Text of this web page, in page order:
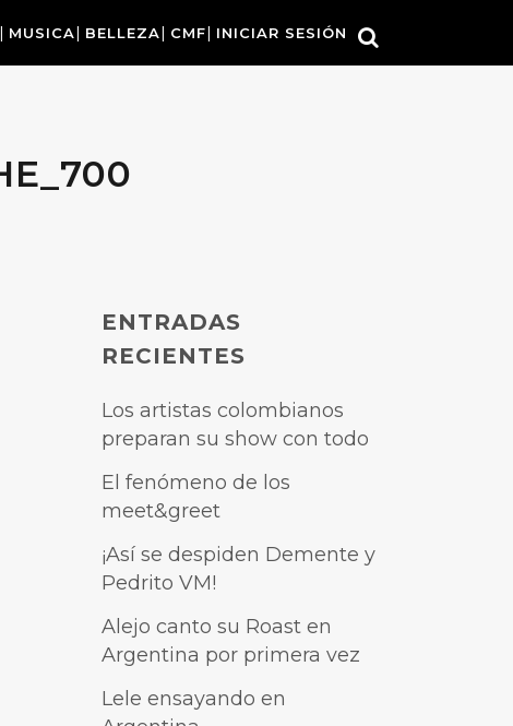
MUSICA BELLEZA CMF INICIAR SESIÓN
ENTRADAS
RECIENTES
Los artistas colombianos
preparan su show con todo
El fenómeno de los
meet&greet
¡Así se despiden Demente y
Pedrito VM!
Alejo canto su Roast en
Argentina por primera vez
Lele ensayando en